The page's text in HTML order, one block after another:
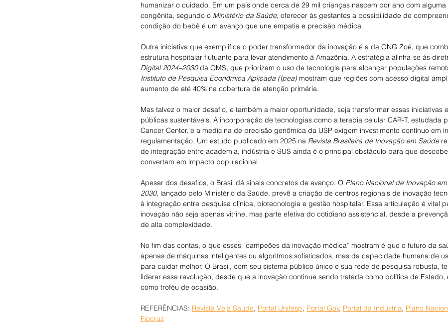
humanizar o cuidado. Em um país onde cerca de 29 mil crianças nascem por ano com
congênita, segundo o Ministério da Saúde, oferecer às gestantes a possibilidade de
condição do bebê é um avanço que une empatia e precisão médica.
Outra iniciativa que exemplifica o poder transformador da inovação é a da ONG Zoé, que
estrutura hospitalar flutuante para levar atendimento à Amazônia. A estratégia alinha-se às
Digital 2024–2030 da OMS, que priorizam o uso de tecnologia para alcançar populações
Instituto de Pesquisa Econômica Aplicada (Ipea) mostram que regiões com acesso digital
aumento de até 40% na cobertura de atenção primária.
Mas talvez o maior desafio, e também a maior oportunidade, seja transformar essas iniciativas
públicas sustentáveis. A incorporação de tecnologias como a terapia celular CAR-T, estudada
Cancer Center, e a medicina de precisão genômica da USP exigem investimento contínuo em
regulamentação. Um estudo publicado em 2025 na Revista Brasileira de Inovação em Saúde
de integração entre academia, indústria e SUS ainda é o principal obstáculo para que
convertam em impacto populacional.
Apesar dos desafios, o Brasil dá sinais concretos de avanço. O Plano Nacional de Inovação
2030, lançado pelo Ministério da Saúde, prevê a criação de centros regionais de inovação
à integração entre pesquisa clínica, biotecnologia e gestão hospitalar. Essa articulação é vital
inovação não seja apenas vitrine, mas parte efetiva do cotidiano assistencial, desde a
de alta complexidade.
No fim das contas, o que esses “campeões da inovação médica” mostram é que o futuro da
apenas de máquinas inteligentes ou algoritmos sofisticados, mas da capacidade humana de
para cuidar melhor. O Brasil, com seu sistema público único e sua rede de pesquisa robusta,
liderar essa revolução, desde que a inovação continue sendo tratada como política de Estado,
como troféu de ocasião.
REFERÊNCIAS: Revista Veja Saúde, Portal Unifesp, Portal Gov, Portal da Indústria, Plano
Fiocruz